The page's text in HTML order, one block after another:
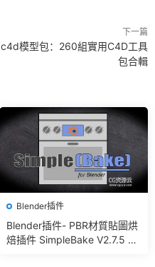
下一篇
c4d模型包：260組實用C4D工具
包合輯
Blender插件
Blender插件- PBR材質貼圖烘
焙插件 SimpleBake V2.7.5 –